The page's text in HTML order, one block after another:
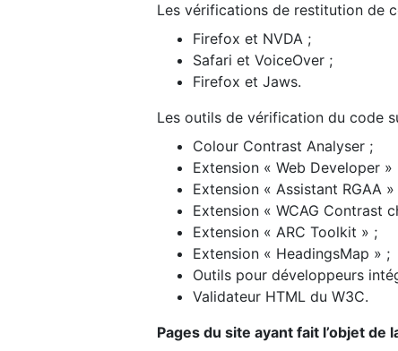
Les vérifications de restitution de
Firefox et NVDA ;
Safari et VoiceOver ;
Firefox et Jaws.
Les outils de vérification du code
Colour Contrast Analyser ;
Extension « Web Developer »
Extension « Assistant RGAA »
Extension « WCAG Contrast
Extension « ARC Toolkit » ;
Extension « HeadingsMap » ;
Outils pour développeurs
Validateur HTML du W3C.
Pages du site ayant fait l’objet